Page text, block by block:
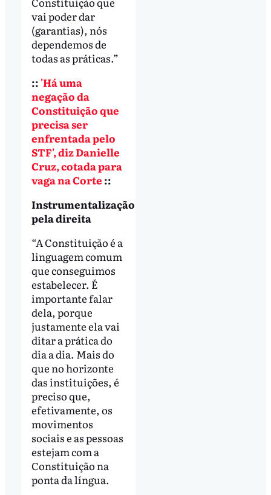
vai poder dar
(garantias), nós
dependemos de
todas as práticas.”
:: 'Há uma
negação da
Constituição que
precisa ser
enfrentada pelo
STF', diz Danielle
Cruz, cotada para
vaga na Corte ::
Instrumentalização
pela direita
“A Constituição é a
linguagem comum
que conseguimos
estabelecer. É
importante falar
dela, porque
justamente ela vai
ditar a prática do
dia a dia. Mais do
que no horizonte
das instituições, é
preciso que,
efetivamente, os
movimentos
sociais e as pessoas
estejam com a
Constituição na
ponta da língua.